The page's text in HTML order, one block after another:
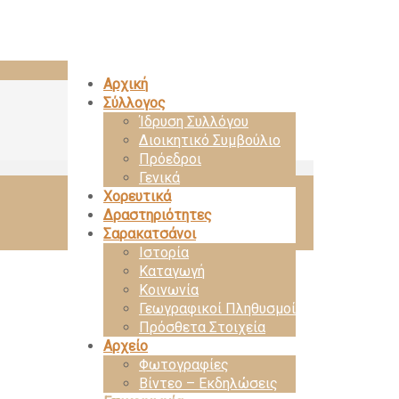
Αρχική
Σύλλογος
Ίδρυση Συλλόγου
Διοικητικό Συμβούλιο
Πρόεδροι
Γενικά
Χορευτικά
Δραστηριότητες
Σαρακατσάνοι
Ιστορία
Καταγωγή
Κοινωνία
Γεωγραφικοί Πληθυσμοί
Πρόσθετα Στοιχεία
Aρχείο
Φωτογραφίες
Βίντεο – Eκδηλώσεις